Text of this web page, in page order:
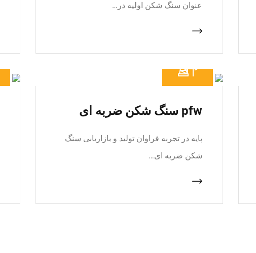
عنوان سنگ شکن اولیه در…
pfw سنگ شکن ضربه ای
پایه در تجربه فراوان تولید و بازاریابی سنگ
شکن ضربه ای…